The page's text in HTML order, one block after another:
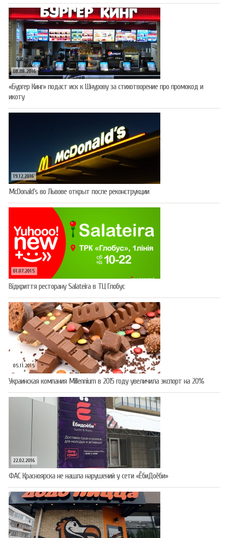
08.08.2016
«Бургер Кинг» подаст иск к Шнурову за стихотворение про промокод и
икоту
19.12.2016
McDonald’s во Львове открыт после реконструкции
01.07.2015
Відкриття ресторану Salateirа в ТЦ Глобус
05.11.2015
Украинская компания Millennium в 2015 году увеличила экспорт на 20%
22.02.2016
ФАС Красноярска не нашла нарушений у сети «ЁбиДоёби»